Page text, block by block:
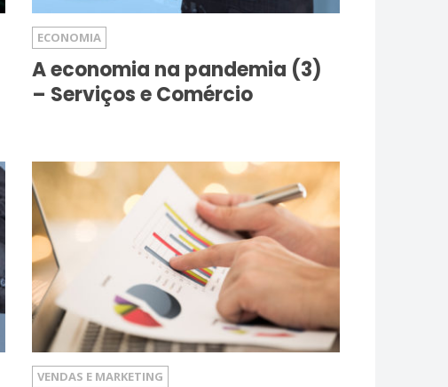
ECONOMIA
A economia na pandemia (3)
– Serviços e Comércio
VENDAS E MARKETING